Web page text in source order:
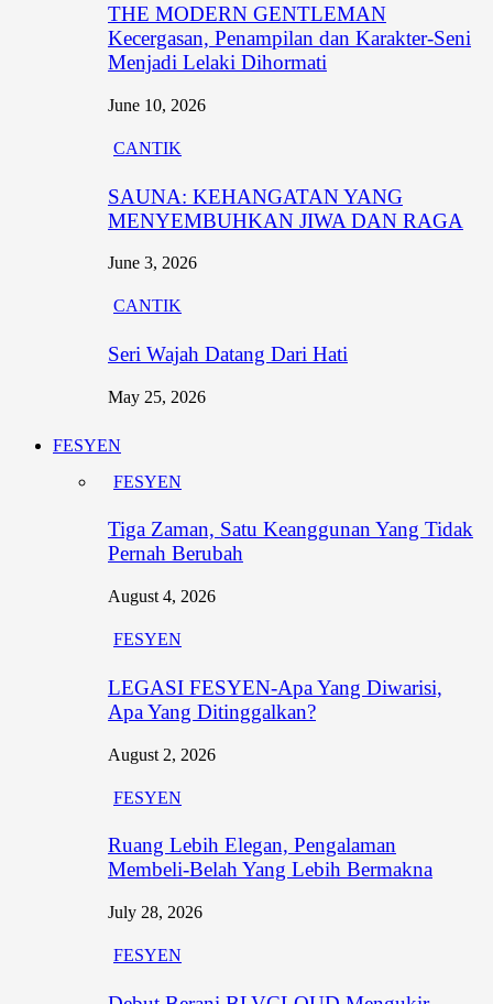
THE MODERN GENTLEMAN
Kecergasan, Penampilan dan Karakter-Seni
Menjadi Lelaki Dihormati
June 10, 2026
CANTIK
SAUNA: KEHANGATAN YANG
MENYEMBUHKAN JIWA DAN RAGA
June 3, 2026
CANTIK
Seri Wajah Datang Dari Hati
May 25, 2026
FESYEN
FESYEN
Tiga Zaman, Satu Keanggunan Yang Tidak
Pernah Berubah
August 4, 2026
FESYEN
LEGASI FESYEN-Apa Yang Diwarisi,
Apa Yang Ditinggalkan?
August 2, 2026
FESYEN
Ruang Lebih Elegan, Pengalaman
Membeli-Belah Yang Lebih Bermakna
July 28, 2026
FESYEN